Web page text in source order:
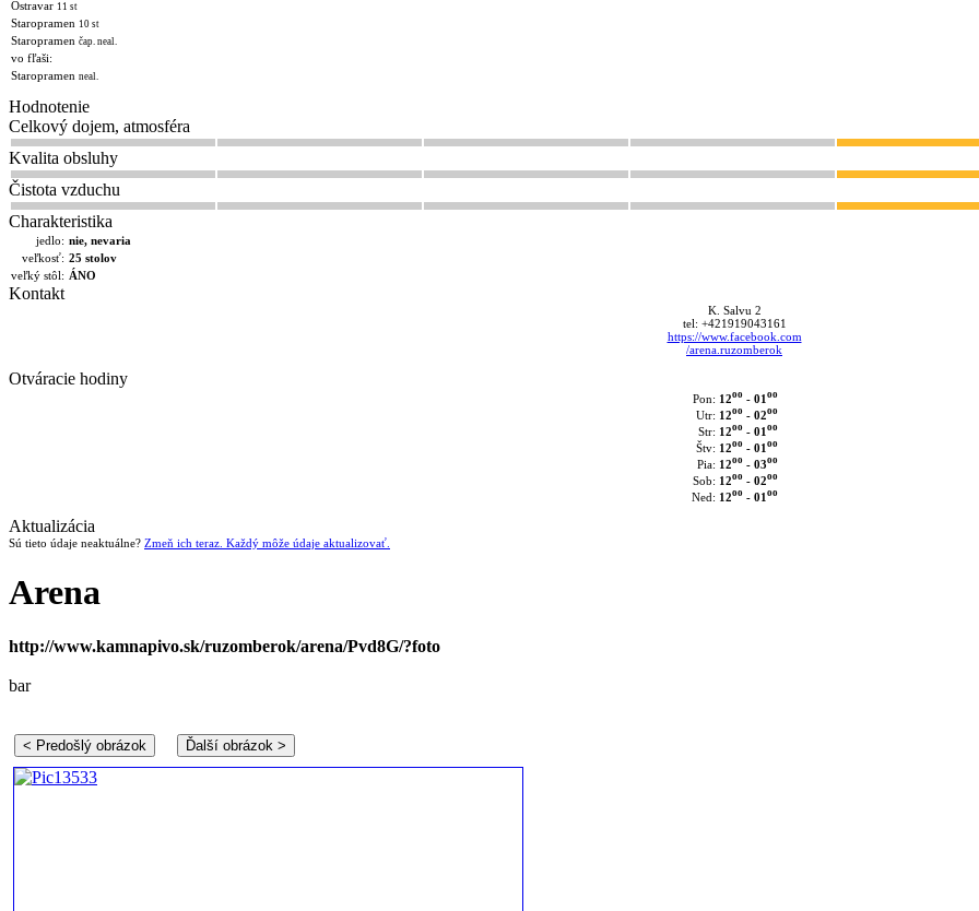
Ostravar 11 st
Staropramen 10 st
Staropramen čap. neal.
vo fľaši:
Staropramen neal.
Hodnotenie
Celkový dojem, atmosféra
Kvalita obsluhy
Čistota vzduchu
Charakteristika
jedlo: nie, nevaria
veľkosť: 25 stolov
veľký stôl: ÁNO
Kontakt
K. Salvu 2
tel: +421919043161
https://www.facebook.com
/arena.ruzomberok
Otváracie hodiny
Pon: 12oo- 01 oo
Utr: 12oo- 02oo
Str: 12oo- 01 oo
Štv: 12oo- 01 oo
Pia: 12oo- 03oo
Sob: 12oo- 02oo
Ned: 12oo- 01 oo
Aktualizácia
Sú tieto údaje neaktuálne? Zmeň ich teraz. Každý môže údaje aktualizovať.
Arena
http://www.kamnapivo.sk/ruzomberok/arena/Pvd8G/?foto
bar